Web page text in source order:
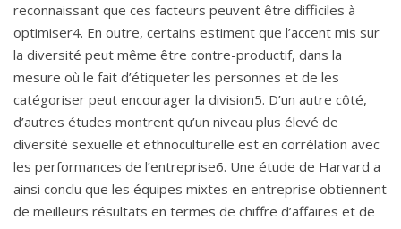
reconnaissant que ces facteurs peuvent être difficiles à
optimiser4. En outre, certains estiment que l’accent mis sur
la diversité peut même être contre-productif, dans la
mesure où le fait d’étiqueter les personnes et de les
catégoriser peut encourager la division5. D’un autre côté,
d’autres études montrent qu’un niveau plus élevé de
diversité sexuelle et ethnoculturelle est en corrélation avec
les performances de l’entreprise6. Une étude de Harvard a
ainsi conclu que les équipes mixtes en entreprise obtiennent
de meilleurs résultats en termes de chiffre d’affaires et de